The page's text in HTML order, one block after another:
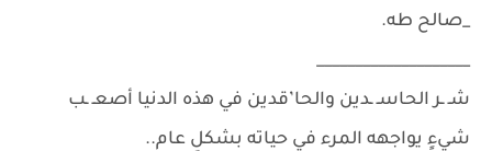
_صالح طه.
____________________
شـ ـر الحاسـ ـدين والحا’قدين في هذه الدنيا أصعـ ـب
شيءٍ يواجهه المرء في حياته بشكلٍ عام..